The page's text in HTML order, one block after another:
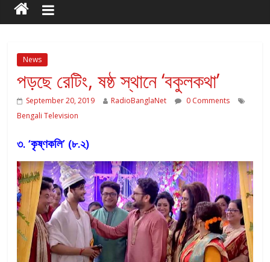
News
পড়ছে রেটিং, ষষ্ঠ স্থানে ‘বকুলকথা’
September 20, 2019 RadioBanglaNet
0 Comments
Bengali Television
৩. ‘কৃষ্ণকলি’ (৮.২)